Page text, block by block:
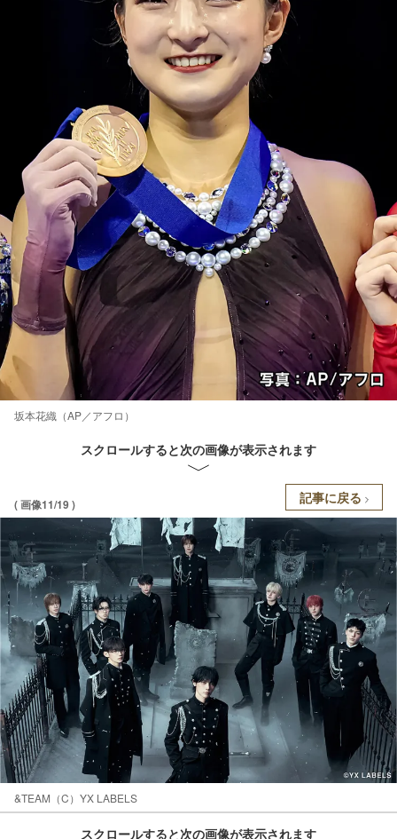
坂本花織（AP／アフロ）
スクロールすると次の画像が表示されます
( 画像11/19 ) 記事に戻る
&TEAM（C）YX LABELS
スクロールすると次の画像が表示されます